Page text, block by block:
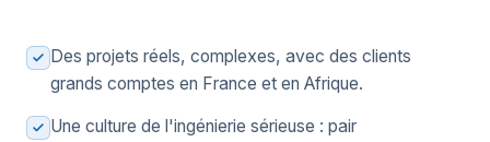
Des projets réels, complexes, avec des clients
grands comptes en France et en Afrique.
Une culture de l'ingénierie sérieuse : pair